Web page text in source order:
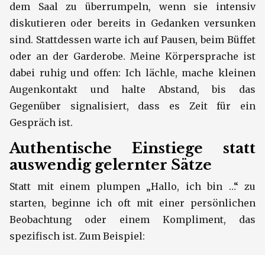
dem Saal zu überrumpeln, wenn sie intensiv
diskutieren oder bereits in Gedanken versunken
sind. Stattdessen warte ich auf Pausen, beim Büffet
oder an der Garderobe. Meine Körpersprache ist
dabei ruhig und offen: Ich lächle, mache kleinen
Augenkontakt und halte Abstand, bis das
Gegenüber signalisiert, dass es Zeit für ein
Gespräch ist.
Authentische Einstiege statt
auswendig gelernter Sätze
Statt mit einem plumpen „Hallo, ich bin …“ zu
starten, beginne ich oft mit einer persönlichen
Beobachtung oder einem Kompliment, das
spezifisch ist. Zum Beispiel: